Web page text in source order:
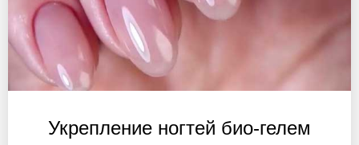
Укрепление ногтей био-гелем